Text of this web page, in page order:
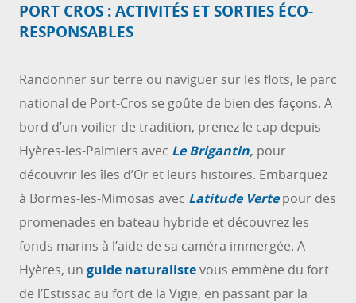
PORT CROS : ACTIVITÉS ET SORTIES ÉCO-
RESPONSABLES
Randonner sur terre ou naviguer sur les flots, le parc
national de Port-Cros se goûte de bien des façons. A
bord d’un voilier de tradition, prenez le cap depuis
Hyères-les-Palmiers avec Le Brigantin, pour
découvrir les îles d’Or et leurs histoires. Embarquez
à Bormes-les-Mimosas avec Latitude Vertepour des
promenades en bateau hybride et découvrez les
fonds marins à l’aide de sa caméra immergée. A
Hyères, un guide naturalistevous emmène du fort
de l’Estissac au fort de la Vigie, en passant par la